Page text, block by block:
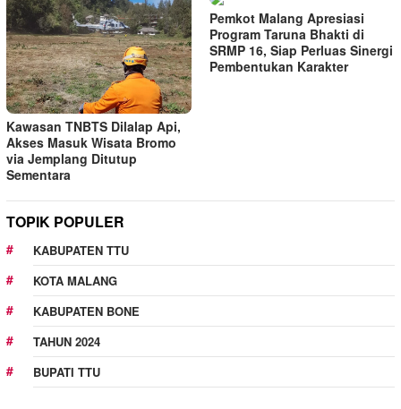
Kawasan TNBTS Dilalap Api,
Akses Masuk Wisata Bromo
via Jemplang Ditutup
Sementara
Pemkot Malang Apresiasi
Program Taruna Bhakti di
SRMP 16, Siap Perluas Sinergi
Pembentukan Karakter
TOPIK POPULER
KABUPATEN TTU
KOTA MALANG
KABUPATEN BONE
TAHUN 2024
BUPATI TTU